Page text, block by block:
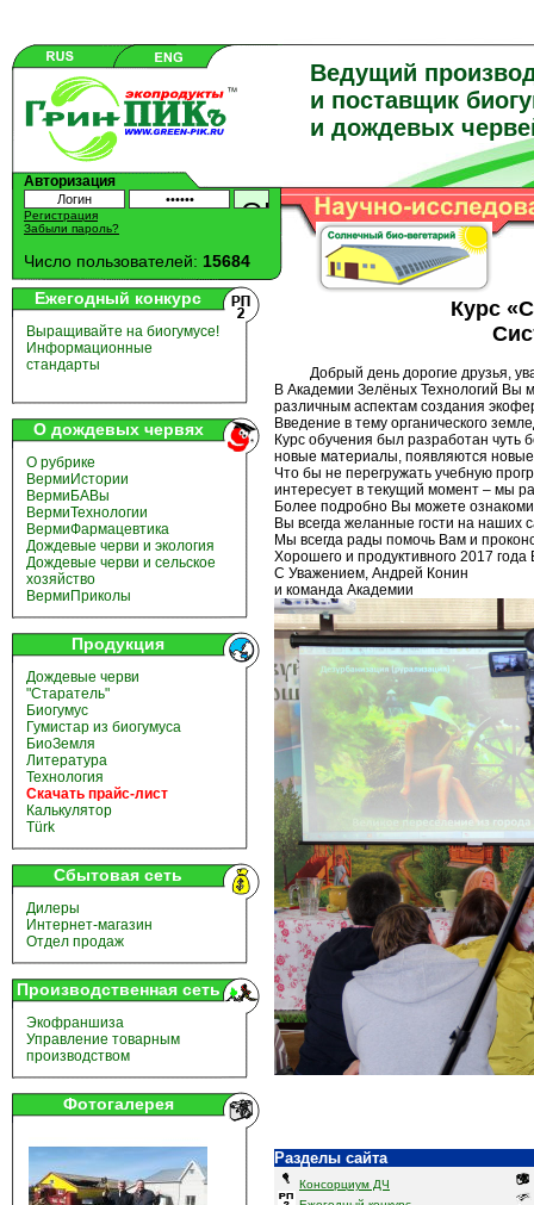
Ведущий
и поставщик
и дождевых
Авторизация
Регистрация
Забыли пароль?
Число пользователей: 15684
Ежегодный конкурс
Выращивайте на биогумусе!
Информационные
стандарты
О дождевых червях
О рубрике
ВермиИстории
ВермиБАВы
ВермиТехнологии
ВермиФармацевтика
Дождевые черви и экология
Дождевые черви и сельское
хозяйство
ВермиПриколы
Продукция
Дождевые черви
"Старатель"
Биогумус
Гумистар из биогумуса
БиоЗемля
Литература
Технология
Скачать прайс-лист
Калькулятор
Türk
Сбытовая сеть
Дилеры
Интернет-магазин
Отдел продаж
Производственная сеть
Экофраншиза
Управление товарным
производством
Фотогалерея
Курс
Добрый день дорогие друзья,
В Академии Зелёных Технологий Вы
различным аспектам создания
Введение в тему органического
Курс обучения был разработан чуть
новые материалы, появляются
Что бы не перегружать учебную
интересует в текущий момент – мы
Более подробно Вы можете
Вы всегда желанные гости на наших
Мы всегда рады помочь Вам и
Хорошего и продуктивного 2017
С Уважением, Андрей Конин
и команда Академии
Разделы сайта
Консорциум ДЧ